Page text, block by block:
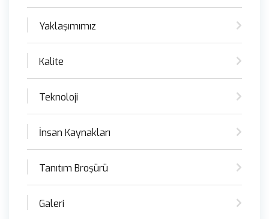
Yaklaşımımız
Kalite
Teknoloji
İnsan Kaynakları
Tanıtım Broşürü
Galeri